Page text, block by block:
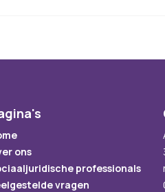
ons
professionals
vragen